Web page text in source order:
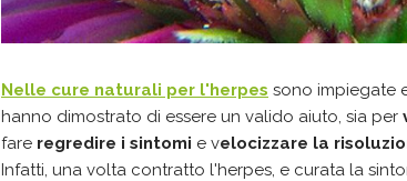
Nelle cure naturali per l'herpes sono impiegate
hanno dimostrato di essere un valido aiuto, sia per
fare regredire i sintomi e velocizzare la
Infatti, una volta contratto l'herpes, e curata la